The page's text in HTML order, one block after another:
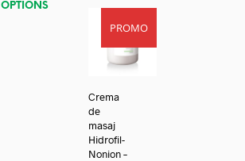
OPTIONS
PROMO
Crema
de
masaj
Hidrofil-
Nonion –